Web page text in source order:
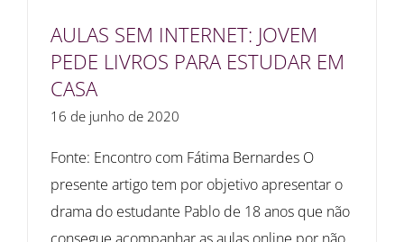
AULAS SEM INTERNET: JOVEM
PEDE LIVROS PARA ESTUDAR EM
CASA
16 de junho de 2020
Fonte: Encontro com Fátima Bernardes O
presente artigo tem por objetivo apresentar o
drama do estudante Pablo de 18 anos que não
consegue acompanhar as aulas online por não